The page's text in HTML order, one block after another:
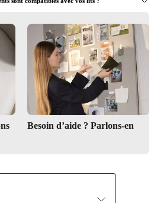
m’aider à créer un look de chambre
Besoin d’aide ? Parlons-en